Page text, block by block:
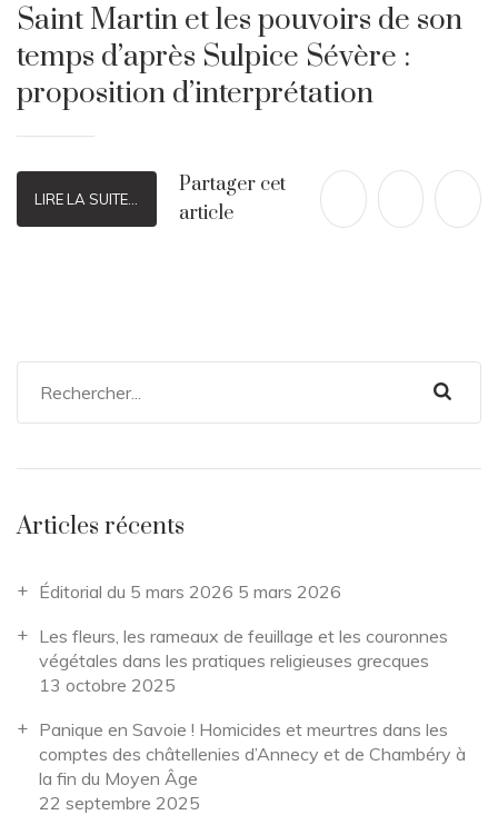
Saint Martin et les pouvoirs de son
temps d’après Sulpice Sévère :
proposition d’interprétation
LIRE LA SUITE...
Partager cet
article
Articles récents
Éditorial du 5 mars 2026 5 mars 2026
Les fleurs, les rameaux de feuillage et les couronnes
végétales dans les pratiques religieuses grecques
13 octobre 2025
Panique en Savoie ! Homicides et meurtres dans les
comptes des châtellenies d’Annecy et de Chambéry à
la fin du Moyen Âge
22 septembre 2025